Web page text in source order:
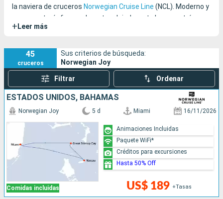
la naviera de cruceros Norwegian Cruise Line (NCL). Moderno y
con una atmósfera realmente relajada, este barco entró en
servicio en 2.017 y fue renovado en 2.019.
+ Leer más
45
cruceros
Sus criterios de búsqueda:
Norwegian Joy
Filtrar Ordenar
ESTADOS UNIDOS, BAHAMAS
Comidas incluidas
Norwegian Joy 5 d Miami 16/11/2026
US$ 189 +Tasas
Animaciones Incluidas
Paquete WiFi*
Créditos para excursiones
Hasta 50% Off